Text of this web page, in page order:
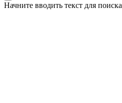
Начните вводить текст для поиска